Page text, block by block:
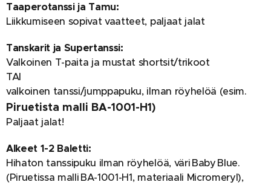
Taaperotanssi ja Tamu:
Liikkumiseen sopivat vaatteet, paljaat jalat
Tanskarit ja Supertanssi:
Valkoinen T-paita ja mustat shortsit/trikoot
TAI
valkoinen tanssi/jumppapuku, ilman röyhelöä (esim.
Piruetista malli BA-1001-H1)
Paljaat jalat!
Alkeet 1-2 Baletti:
Hihaton tanssipuku ilman röyhelöä, väri Baby Blue.
(Piruetissa malli BA-1001-H1, materiaali Micromeryl),